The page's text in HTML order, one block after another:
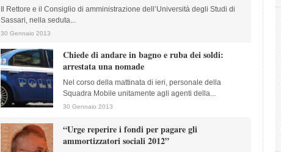
Il Rettore e il Consiglio di amministrazione dell’Università degli Studi di
Sassari, nella seduta...
30 Gennaio 2013
Chiede di andare in bagno e ruba dei soldi:
arrestata una nomade
Nel corso della mattinata di ieri, personale della
Squadra Mobile unitamente agli agenti della...
30 Gennaio 2013
“Urge reperire i fondi per pagare gli
ammortizzatori sociali 2012”